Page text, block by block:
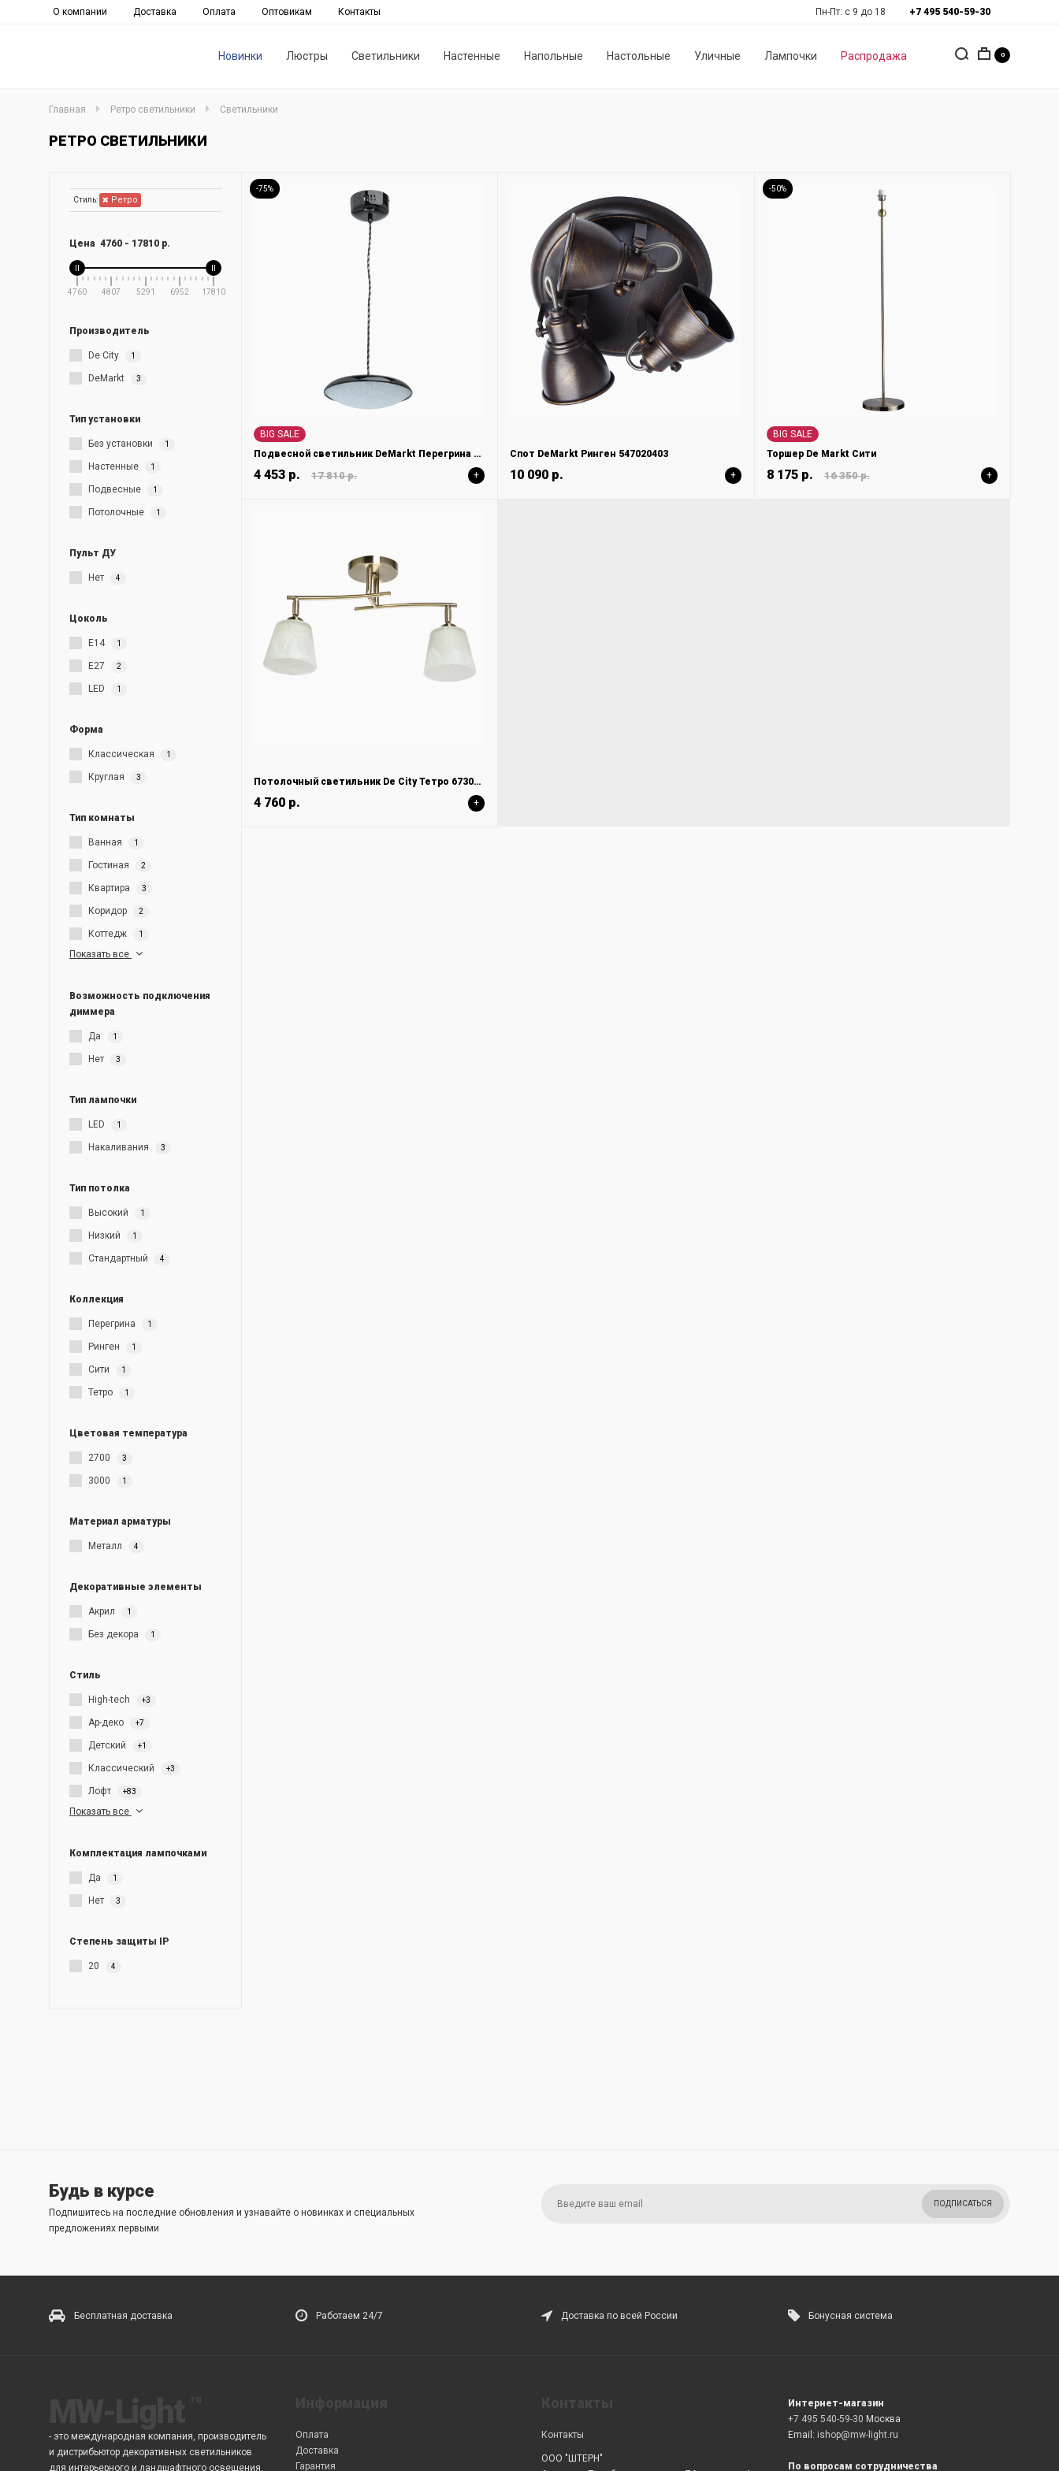
Новинки Люстры Светильники Настенные Напольные Настольные Уличные Лампочки Распродажа
О компании Доставка Оплата Оптовикам Контакты +7 495 540-59-30
Пн-Пт: с 9 до 18
0
Главная Ретро светильники Светильники
РЕТРО СВЕТИЛЬНИКИ
Стиль: Ретро
Цена 4760 - 17810 р.
4760 4807 5291 6952 17810
Производитель
De City 1
DeMarkt 3
Тип установки
Без установки 1
Настенные 1
Подвесные 1
Потолочные 1
Пульт ДУ
Нет 4
Цоколь
E14 1
E27 2
LED 1
Форма
Классическая 1
Круглая 3
Тип комнаты
Ванная 1
Гостиная 2
Квартира 3
Коридор 2
Коттедж 1
Показать все
Возможность подключения
диммера
Да 1
Нет 3
Тип лампочки
LED 1
Накаливания 3
Тип потолка
Высокий 1
Низкий 1
Стандартный 4
Коллекция
Перегрина 1
Ринген 1
Сити 1
Тетро 1
Цветовая температура
2700 3
3000 1
Материал арматуры
Металл 4
Декоративные элементы
Акрил 1
Без декора 1
Стиль
High-tech +3
Ар-деко +7
Детский +1
Классический +3
Лофт +83
Показать все
Комплектация лампочками
Да 1
Нет 3
Степень защиты IP
20 4
-75%
BIG SALE
Подвесной светильник DeMarkt Перегрина 703011201
4 453 р. 17 810 р. +
Спот DeMarkt Ринген 547020403
10 090 р. +
-50%
BIG SALE
Торшер De Markt Сити
8 175 р. 16 350 р. +
Потолочный светильник De City Тетро 673015402
4 760 р. +
Будь в курсе
Подпишитесь на последние обновления и узнавайте о новинках и специальных
предложениях первыми
ПОДПИСАТЬСЯ
Бесплатная доставка Работаем 24/7 Доставка по всей России Бонусная система
- это международная компания, производитель
и дистрибьютор декоративных светильников
для интерьерного и ландшафтного освещения.
Оплата
Доставка
Гарантия
Контакты
ООО "ШТЕРН"
Интернет-магазин
+7 495 540-59-30 Москва
Email: ishop@mw-light.ru
По вопросам сотрудничества